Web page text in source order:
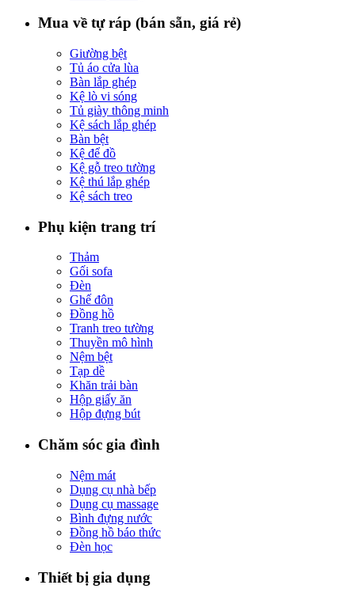
Mua về tự ráp (bán sẵn, giá rẻ)
Giường bệt
Tủ áo cửa lùa
Bàn lắp ghép
Kệ lò vi sóng
Tủ giày thông minh
Kệ sách lắp ghép
Bàn bệt
Kệ để đồ
Kệ gỗ treo tường
Kệ thú lắp ghép
Kệ sách treo
Phụ kiện trang trí
Thảm
Gối sofa
Đèn
Ghế đôn
Đồng hồ
Tranh treo tường
Thuyền mô hình
Nệm bệt
Tạp dề
Khăn trải bàn
Hộp giấy ăn
Hộp đựng bút
Chăm sóc gia đình
Nệm mát
Dụng cụ nhà bếp
Dụng cụ massage
Bình đựng nước
Đồng hồ báo thức
Đèn học
Thiết bị gia dụng